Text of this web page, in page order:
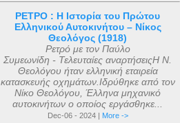
ΡΕΤΡΟ : Η Ιστορία του Πρώτου
Ελληνικού Αυτοκινήτου – Νίκος
Θεολόγος (1918)
Ρετρό με τον Παύλο
Συμεωνίδη - Τελευταίες αναρτήσειςΗ Ν.
Θεολόγου ήταν ελληνική εταιρεία
κατασκευής οχημάτων.Ιδρύθηκε από τον
Νίκο Θεολόγου, Έλληνα μηχανικό
αυτοκινήτων ο οποίος εργάσθηκε...
Dec-06 - 2024 | More ->